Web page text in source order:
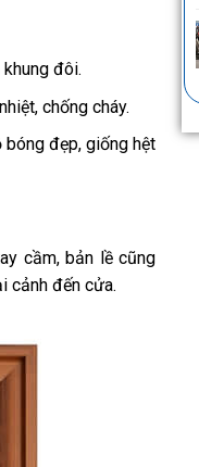
đôi.
chống cháy.
bóng đẹp, giống hệt
cầm, bản lề cũng
cảnh đến cửa.